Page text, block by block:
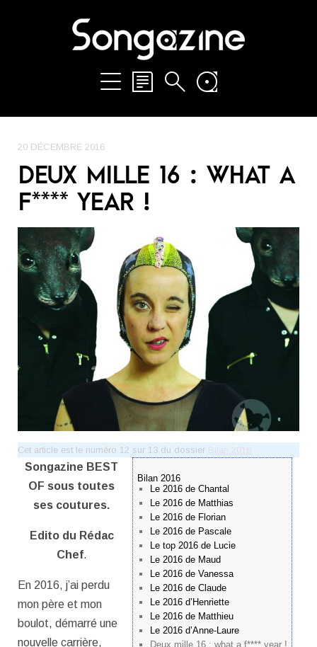
20 DÉCEMBRE 2016
DEUX MILLE 16 : WHAT A
F**** YEAR !
Cet article est le numéro 12 sur 13 du dossier Bilan 2016
Bilan 2016
Le 2016 de Chantal
Le 2016 de Matthias
Le 2016 de Florian
Le 2016 de Pascale
Le top 2016 de Lucie
Le 2016 de Maud
Le 2016 de Vanessa
Le 2016 de Claude
Le 2016 d’Henriette
Le 2016 de Matthieu
Le 2016 d’Anne-Laure
Deux mille 16 : what a f**** year !
Songazine BEST
OF sous toutes
ses coutures.
Edito du Rédac
Chef.
En 2016, j’ai perdu
mon père et mon
boulot, démarré une
nouvelle carrière,